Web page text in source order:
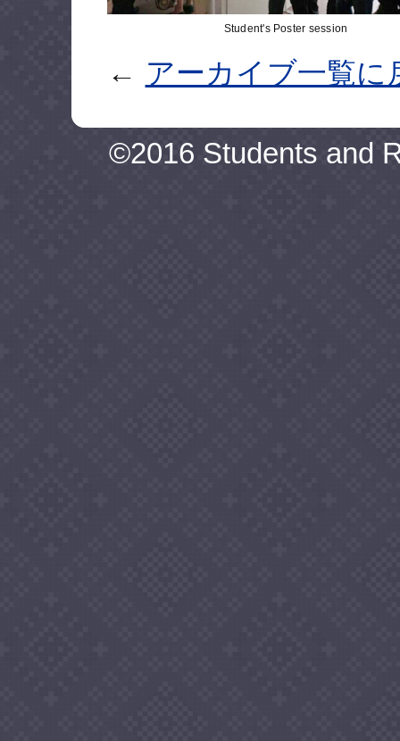
Student's Poster session
← アーカイブ一覧に
©2016 Students and